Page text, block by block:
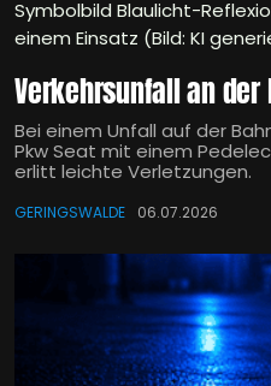
Symbolbild Blaulicht-
einem Einsatz (Bild: KI
Verkehrsunfall an der
Bei einem Unfall auf der
Pkw Seat mit einem
erlitt leichte Verletzungen.
GERINGSWALDE 06.07.2026